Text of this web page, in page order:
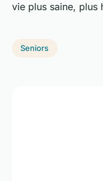
vie plus saine, plus
Seniors